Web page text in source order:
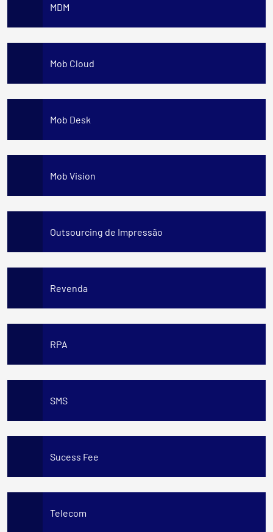
MDM
Mob Cloud
Mob Desk
Mob Vision
Outsourcing de Impressão
Revenda
RPA
SMS
Sucess Fee
Telecom